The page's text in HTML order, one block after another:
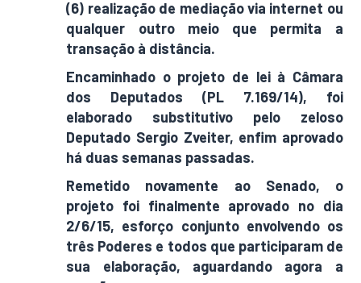
(6) realização de mediação via internet ou
qualquer outro meio que permita a
transação à distância.
Encaminhado o projeto de lei à Câmara
dos Deputados (PL 7.169/14), foi
elaborado substitutivo pelo zeloso
Deputado Sergio Zveiter, enfim aprovado
há duas semanas passadas.
Remetido novamente ao Senado, o
projeto foi finalmente aprovado no dia
2/6/15, esforço conjunto envolvendo os
três Poderes e todos que participaram de
sua elaboração, aguardando agora a